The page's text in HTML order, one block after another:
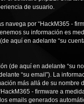
de usuario.
por “HackM365 -
su información es
aquí en adelante “su
(de aquí en adelante “su
“su email”). La
más allá de su
- firmware a
emails generados